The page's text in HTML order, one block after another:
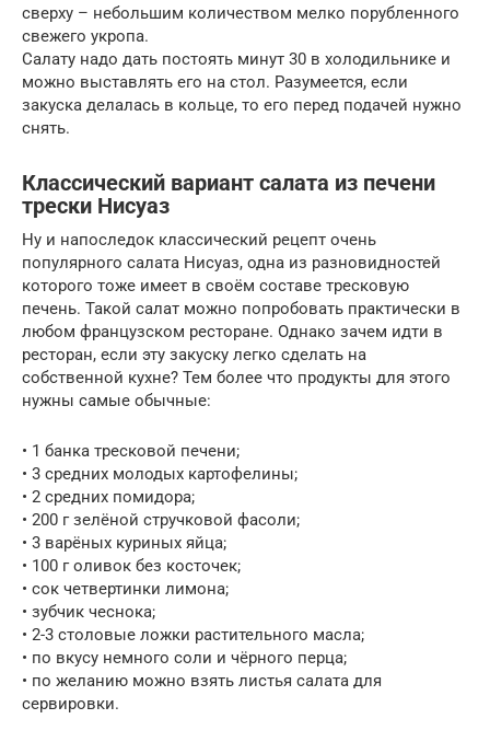
сверху – небольшим количеством мелко порубленного
свежего укропа.
Салату надо дать постоять минут 30 в холодильнике и
можно выставлять его на стол. Разумеется, если
закуска делалась в кольце, то его перед подачей нужно
снять.
Классический вариант салата из печени
трески Нисуаз
Ну и напоследок классический рецепт очень
популярного салата Нисуаз, одна из разновидностей
которого тоже имеет в своём составе тресковую
печень. Такой салат можно попробовать практически в
любом французском ресторане. Однако зачем идти в
ресторан, если эту закуску легко сделать на
собственной кухне? Тем более что продукты для этого
нужны самые обычные:
• 1 банка тресковой печени;
• 3 средних молодых картофелины;
• 2 средних помидора;
• 200 г зелёной стручковой фасоли;
• 3 варёных куриных яйца;
• 100 г оливок без косточек;
• сок четвертинки лимона;
• зубчик чеснока;
• 2-3 столовые ложки растительного масла;
• по вкусу немного соли и чёрного перца;
• по желанию можно взять листья салата для
сервировки.